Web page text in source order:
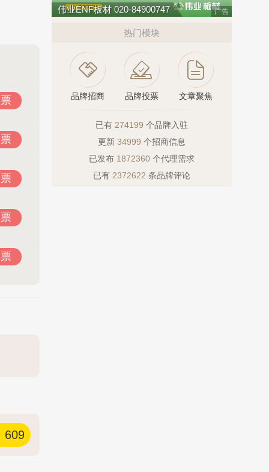
609
伟业ENF板材 020-84900747 广告
热门模块
品牌招商 品牌投票 文章聚焦
已有 274199 个品牌入驻
更新 34999 个招商信息
已发布 1872360 个代理需求
已有 2372622 条品牌评论